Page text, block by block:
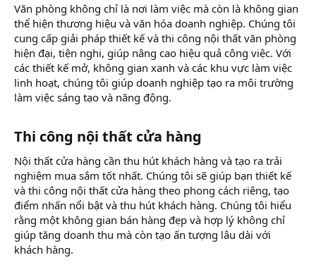
Văn phòng không chỉ là nơi làm việc mà còn là không gian
thể hiện thương hiệu và văn hóa doanh nghiệp. Chúng tôi
cung cấp giải pháp thiết kế và thi công nội thất văn phòng
hiện đại, tiện nghi, giúp nâng cao hiệu quả công việc. Với
các thiết kế mở, không gian xanh và các khu vực làm việc
linh hoạt, chúng tôi giúp doanh nghiệp tạo ra môi trường
làm việc sáng tạo và năng động.
Thi công nội thất cửa hàng
Nội thất cửa hàng cần thu hút khách hàng và tạo ra trải
nghiệm mua sắm tốt nhất. Chúng tôi sẽ giúp bạn thiết kế
và thi công nội thất cửa hàng theo phong cách riêng, tạo
điểm nhấn nổi bật và thu hút khách hàng. Chúng tôi hiểu
rằng một không gian bán hàng đẹp và hợp lý không chỉ
giúp tăng doanh thu mà còn tạo ấn tượng lâu dài với
khách hàng.